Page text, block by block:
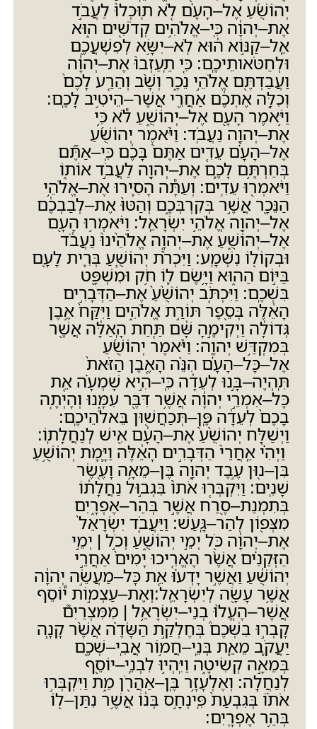
יְהוֹשֻׁ֜עַ אֶל–הָעָ֗ם לֹ֤א תֽוּכְלוּ֙ לַעֲבֹ֣ד
אֶת–יְהוָ֔ה כִּֽי–אֱלֹהִ֥ים קְדֹשִׁ֖ים ה֑וּא
אֵֽל–קַנּ֣וֹא ה֔וּא לֹֽא–יִשָּׂ֥א לְפִשְׁעֲכֶ֖ם
וּלְחַטֹּאותֵיכֶֽם:כִּ֤י תַֽעַזְבוּ֙ אֶת–יְהוָ֔ה
וַעֲבַדְתֶּ֖ם אֱלֹהֵ֣י נֵכָ֑ר וְשָׁ֨ב וְהֵרַ֤ע לָכֶם֙
וְכִלָּ֣ה אֶתְכֶ֔ם אַחֲרֵ֖י אֲשֶׁר–הֵיטִ֥יב לָכֶֽם:
וַיֹּ֥אמֶר הָעָ֖ם אֶל–יְהוֹשֻׁ֑עַ לֹ֕א כִּ֥י
אֶת–יְהוָ֖ה נַעֲבֹֽד: וַיֹּ֨אמֶר יְהוֹשֻׁ֜עַ
אֶל–הָעָ֗ם עֵדִ֤ים אַתֶּם֙ בָּכֶ֔ם כִּֽי–אַתֶּ֞ם
בְּחַרְתֶּ֥ם לָכֶ֛ם אֶת–יְהוָ֖ה לַעֲבֹ֣ד אוֹת֑וֹ
וַיֹּאמְר֖וּ עֵדִֽים:וְעַתָּ֕ה הָסִ֛ירוּ אֶת–אֱלֹהֵ֥י
הַנֵּכָ֖ר אֲשֶׁ֣ר בְּקִרְבְּכֶ֑ם וְהַטּוּ֙ אֶת–לְבַבְכֶ֔ם
אֶל–יְהוָ֖ה אֱלֹהֵ֥י יִשְׂרָאֵֽל: וַיֹּאמְר֥וּ הָעָ֖ם
אֶל–יְהוֹשֻׁ֑עַ אֶת–יְהוָ֤ה אֱלֹהֵ֙ינוּ֙ נַעֲבֹ֔ד
וּבְקוֹל֖וֹ נִשְׁמָֽע: וַיִּכְרֹ֨ת יְהוֹשֻׁ֧עַ בְּרִ֛ית לָעָ֖ם
בַּיּ֣וֹם הַה֑וּא וַיָּ֥שֶׂם ל֛וֹ חֹ֥ק וּמִשְׁפָּ֖ט
בִּשְׁכֶֽם: וַיִּכְתֹּ֤ב יְהוֹשֻׁ֙עַ֙ אֶת–הַדְּבָרִ֣ים
הָאֵ֔לֶּה בְּסֵ֖פֶר תּוֹרַ֣ת אֱלֹהִ֑ים וַיִּקַּח֙ אֶ֣בֶן
גְּדוֹלָ֔ה וַיְקִימֶ֣הָ שָּׁ֔ם תַּ֚חַת הָֽאַלָּ֔ה אֲשֶׁ֖ר
בְּמִקְדַּ֥שׁ יְהוָֽה: וַיֹּ֨אמֶר יְהוֹשֻׁ֜עַ
אֶל–כָּל–הָעָ֗ם הִנֵּ֨ה הָאֶ֤בֶן הַזֹּאת֙
תִּֽהְיֶה–בָּ֣נוּ לְעֵדָ֔ה כִּֽי–הִ֣יא שָׁמְעָ֗ה אֵ֚ת
כָּל–אִמְרֵ֣י יְהוָ֔ה אֲשֶׁ֥ר דִּבֶּ֖ר עִמָּ֑נוּ וְהָיְתָ֤ה
בָכֶם֙ לְעֵדָ֔ה פֶּֽן–תְּכַחֲשׁ֖וּן בֵּאלֹהֵיכֶֽם:
וַיְשַׁלַּ֤ח יְהוֹשֻׁ֙עַ֙ אֶת–הָעָ֔ם אִ֖ישׁ לְנַחֲלָתֽוֹ:
וַיְהִ֗י אַֽחֲרֵי֙ הַדְּבָרִ֣ים הָאֵ֔לֶּה וַיָּ֛מָת יְהוֹשֻׁ֥עַ
בִּן–נ֖וּן עֶ֣בֶד יְהוָ֑ה בֶּן–מֵאָ֥ה וָעֶ֖שֶׂר
שָׁנִֽים: וַיִּקְבְּר֤וּ אֹתוֹ֙ בִּגְב֣וּל נַחֲלָת֔וֹ
בְּתִמְנַת–סֶ֖רַח אֲשֶׁ֣ר בְּהַר–אֶפְרָ֑יִם
מִצְּפ֖וֹן לְהַר–גָּֽעַשׁ: וַיַּעֲבֹ֤ד יִשְׂרָאֵל֙
אֶת–יְהוָ֔ה כֹּ֖ל יְמֵ֣י יְהוֹשֻׁ֑עַ וְכֹ֣ל | יְמֵ֣י
הַזְּקֵנִ֗ים אֲשֶׁ֨ר הֶאֱרִ֤יכוּ יָמִים֙ אַחֲרֵ֣י
יְהוֹשֻׁ֔עַ וַאֲשֶׁ֣ר יָדְע֗וּ אֵ֚ת כָּל–מַעֲשֵׂ֣ה יְהוָ֔ה
אֲשֶׁ֥ר עָשָׂ֖ה לְיִשְׂרָאֵֽל:וְאֶת–עַצְמ֣וֹת י֠וֹסֵף
אֲשֶׁר–הֶעֱל֨וּ בְנֵי–יִשְׂרָאֵ֥ל | מִמִּצְרַיִם֮
קָבְר֣וּ בִשְׁכֶם֒ בְּחֶלְקַ֣ת הַשָּׂדֶ֗ה אֲשֶׁ֨ר קָנָ֧ה
יַעֲקֹ֛ב מֵאֵ֛ת בְּנֵֽי–חֲמ֥וֹר אֲבִֽי–שְׁכֶ֖ם
בְּמֵאָ֣ה קְשִׂיטָ֑ה וַיִּֽהְי֥וּ לִבְנֵֽי–יוֹסֵ֖ף
לְנַחֲלָֽה: וְאֶלְעָזָ֥ר בֶּֽן–אַהֲרֹ֖ן מֵ֑ת וַיִּקְבְּר֣וּ
אֹת֗וֹ בְּגִבְעַת֙ פִּֽינְחָ֣ס בְּנ֔וֹ אֲשֶׁ֥ר נִתַּן–ל֖וֹ
בְּהַ֥ר אֶפְרָֽיִם: